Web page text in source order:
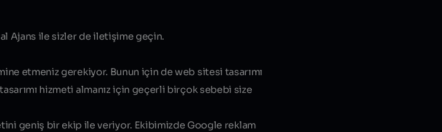
Ajans ile sizler de iletişime geçin.
etmeniz gerekiyor. Bunun için deweb sitesi tasarımı
hizmeti almanız için geçerli birçok sebebi size
geniş bir ekip ile veriyor. Ekibimizde Google reklam